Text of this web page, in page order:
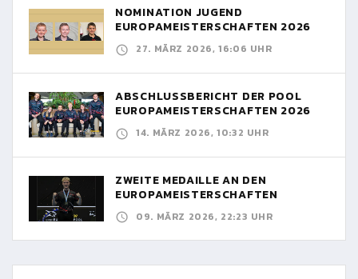
NOMINATION JUGEND
EUROPAMEISTERSCHAFTEN 2026
27. MÄRZ 2026, 16:06 UHR
ABSCHLUSSBERICHT DER POOL
EUROPAMEISTERSCHAFTEN 2026
14. MÄRZ 2026, 10:32 UHR
ZWEITE MEDAILLE AN DEN
EUROPAMEISTERSCHAFTEN
09. MÄRZ 2026, 22:23 UHR